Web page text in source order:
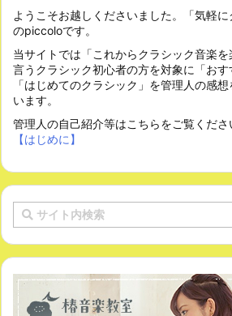
ようこそお越しくださいました。「気軽
のpiccoloです。
当サイトでは「これからクラシック音楽
言うクラシック初心者の方を対象に「おす
「はじめてのクラシック」を管理人の感
います。
管理人の自己紹介等はこちらをご覧くだ
【はじめに】